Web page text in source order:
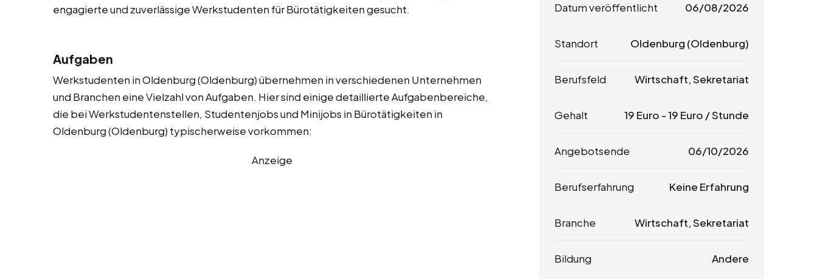
engagierte und zuverlässige Werkstudenten für Bürotätigkeiten gesucht.
Aufgaben
Werkstudenten in Oldenburg (Oldenburg) übernehmen in verschiedenen Unternehmen
und Branchen eine Vielzahl von Aufgaben. Hier sind einige detaillierte Aufgabenbereiche,
die bei Werkstudentenstellen, Studentenjobs und Minijobs in Bürotätigkeiten in
Oldenburg (Oldenburg) typischerweise vorkommen:
Anzeige
Datum veröffentlicht 06/08/2026
Standort Oldenburg (Oldenburg)
Berufsfeld Wirtschaft, Sekretariat
Gehalt 19 Euro -19 Euro / Stunde
Angebotsende 06/10/2026
Berufserfahrung Keine Erfahrung
Branche Wirtschaft, Sekretariat
Bildung Andere